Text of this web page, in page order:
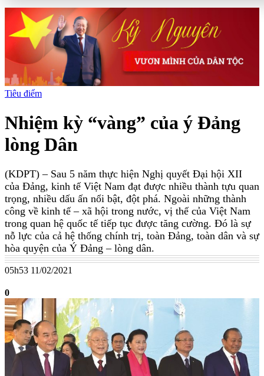
Tiêu điểm
Nhiệm kỳ “vàng” của ý Đảng
lòng Dân
(KDPT) – Sau 5 năm thực hiện Nghị quyết Đại hội XII
của Đảng, kinh tế Việt Nam đạt được nhiều thành tựu quan
trọng, nhiều dấu ấn nổi bật, đột phá. Ngoài những thành
công về kinh tế – xã hội trong nước, vị thế của Việt Nam
trong quan hệ quốc tế tiếp tục được tăng cường. Đó là sự
nỗ lực của cả hệ thống chính trị, toàn Đảng, toàn dân và sự
hòa quyện của Ý Đảng – lòng dân.
05h53 11/02/2021
0